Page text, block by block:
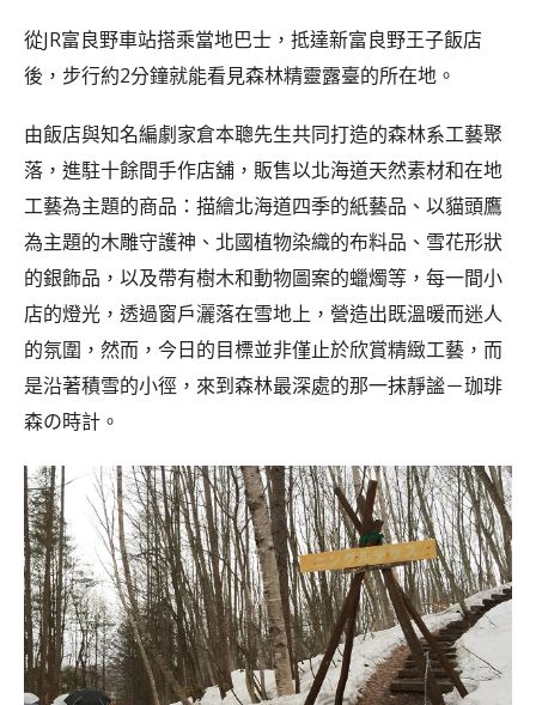
從JR富良野車站搭乘當地巴士，抵達新富良野王子飯店
後，步行約2分鐘就能看見森林精靈露臺的所在地。
由飯店與知名編劇家倉本聰先生共同打造的森林系工藝聚
落，進駐十餘間手作店舖，販售以北海道天然素材和在地
工藝為主題的商品：描繪北海道四季的紙藝品、以貓頭鷹
為主題的木雕守護神、北國植物染織的布料品、雪花形狀
的銀飾品，以及帶有樹木和動物圖案的蠟燭等，每一間小
店的燈光，透過窗戶灑落在雪地上，營造出既溫暖而迷人
的氛圍，然而，今日的目標並非僅止於欣賞精緻工藝，而
是沿著積雪的小徑，來到森林最深處的那一抹靜謐－珈琲
森の時計。